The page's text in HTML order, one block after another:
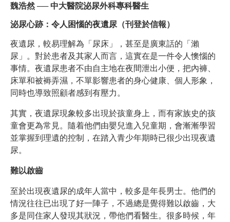
魏浩然 ── 中大醫院泌尿外科專科醫生
泌尿心跡：令人困惱的夜遺尿（刊登於信報）
夜遺尿，較易理解為「尿床」，甚至是廣東話的「瀨
尿」。對於患者及其家人而言，這實在是一件令人懊惱的
事情。夜遺尿患者不由自主地在夜間泄出小便，把內褲、
床單和被褥弄濕，不單影響患者的身心健康、個人形象，
同時也導致照顧者感到有壓力。
其實，夜遺尿現象較多出現於孩童身上，而有家族史的孩
童會更為常見。隨着他們由嬰兒進入兒童期，會漸漸學習
並掌握到理遺的控制，在踏入青少年期時已很少出現夜遺
尿。
難以啟齒
至於出現夜遺尿的成年人當中，較多是年長男士。他們的
情況往往已出現了好一陣子，不過總是覺得難以啟齒，大
多是同住家人發現其狀況，帶他們看醫生。很多時候，年